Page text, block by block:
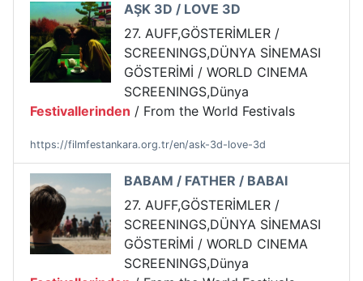
AŞK 3D / LOVE 3D
27. AUFF,GÖSTERİMLER /
SCREENINGS,DÜNYA SİNEMASI
GÖSTERİMİ / WORLD CINEMA
SCREENINGS,Dünya
Festivallerinden / From the World Festivals
https://filmfestankara.org.tr/en/ask-3d-love-3d
BABAM / FATHER / BABAI
27. AUFF,GÖSTERİMLER /
SCREENINGS,DÜNYA SİNEMASI
GÖSTERİMİ / WORLD CINEMA
SCREENINGS,Dünya